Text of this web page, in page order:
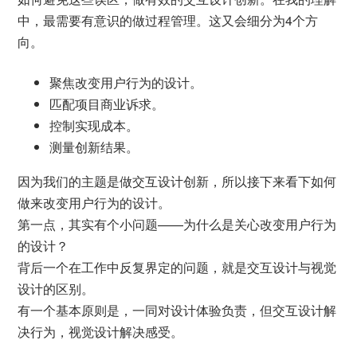
中，最需要有意识的做过程管理。这又会细分为4个方
向。
聚焦改变用户行为的设计。
匹配项目商业诉求。
控制实现成本。
测量创新结果。
因为我们的主题是做交互设计创新，所以接下来看下如何
做来改变用户行为的设计。
第一点，其实有个小问题——为什么是关心改变用户行为
的设计？
背后一个在工作中反复界定的问题，就是交互设计与视觉
设计的区别。
有一个基本原则是，一同对设计体验负责，但交互设计解
决行为，视觉设计解决感受。